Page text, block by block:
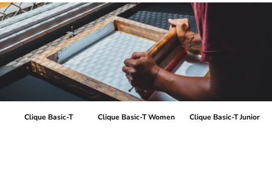
Clique Basic-T Clique Basic-T Women Clique Basic-T Junior